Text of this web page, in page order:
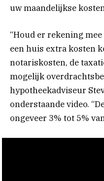
uw maandelijkse
“Houd er rekening
een huis extra kosten
notariskosten, de
mogelijk
hypotheekadviseur
onderstaande video.
ongeveer 3% tot 5%